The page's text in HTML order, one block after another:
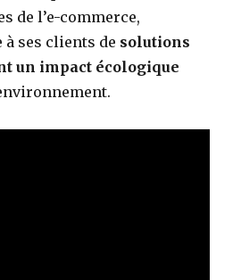
de l’e-commerce,
à ses clients de solutions
un impact écologique